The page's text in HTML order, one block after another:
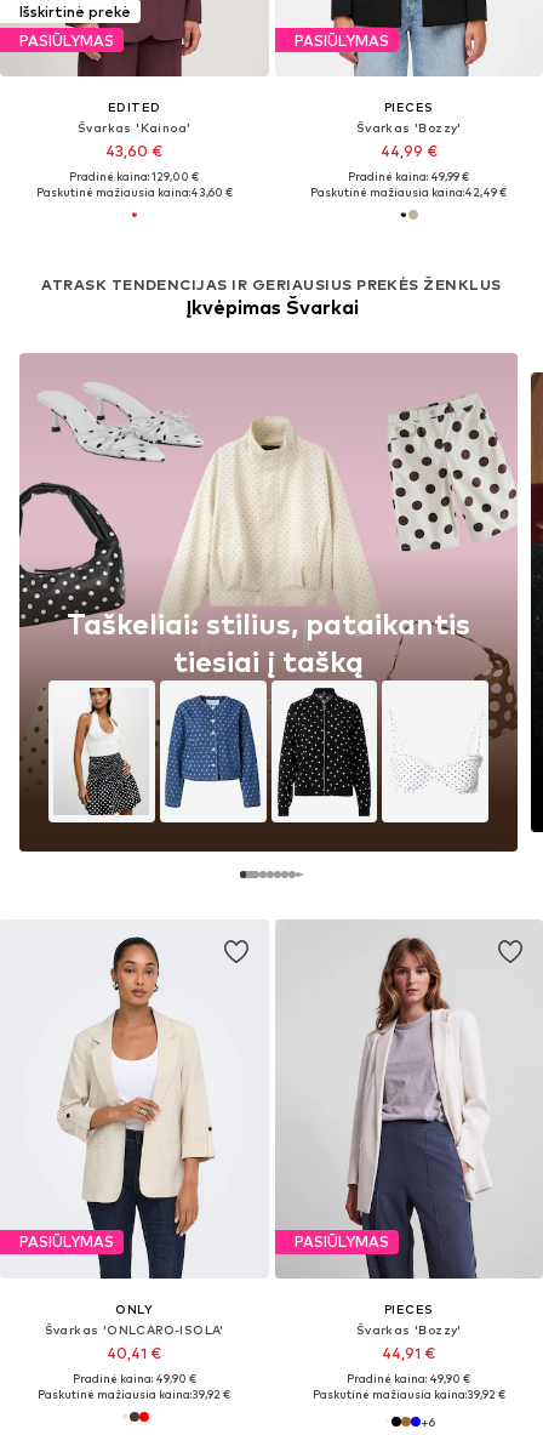
Išskirtinė prekė
PASIŪLYMAS
EDITED
Švarkas 'Kainoa'
43,60 €
Pradinė kaina: 129,00 €
Paskutinė mažiausia kaina:43,60 €
PASIŪLYMAS
PIECES
Švarkas 'Bozzy'
44,99 €
Pradinė kaina: 49,99 €
Paskutinė mažiausia kaina:42,49 €
ATRASK TENDENCIJAS IR GERIAUSIUS PREKĖS ŽENKLUS
Įkvėpimas Švarkai
Taškeliai: stilius, pataikantis
tiesiai į tašką
PASIŪLYMAS
ONLY
Švarkas 'ONLCARO-ISOLA'
40,41 €
Pradinė kaina: 49,90 €
Paskutinė mažiausia kaina:39,92 €
PASIŪLYMAS
PIECES
Švarkas 'Bozzy'
44,91 €
Pradinė kaina: 49,90 €
Paskutinė mažiausia kaina:39,92 €
+6